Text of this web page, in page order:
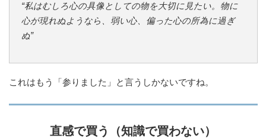
“私はむしろ心の具像としての物を大切に見たい。物に
心が現れぬようなら、弱い心、偏った心の所為に過ぎ
ぬ”
これはもう「参りました」と言うしかないですね。
直感で買う（知識で買わない）